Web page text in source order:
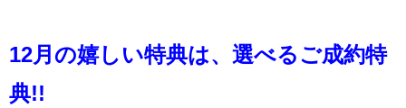
12月の嬉しい特典は、選べるご成約特
典!!